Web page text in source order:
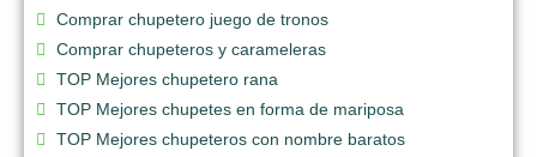
Comprar chupetero juego de tronos
Comprar chupeteros y carameleras
TOP Mejores chupetero rana
TOP Mejores chupetes en forma de mariposa
TOP Mejores chupeteros con nombre baratos